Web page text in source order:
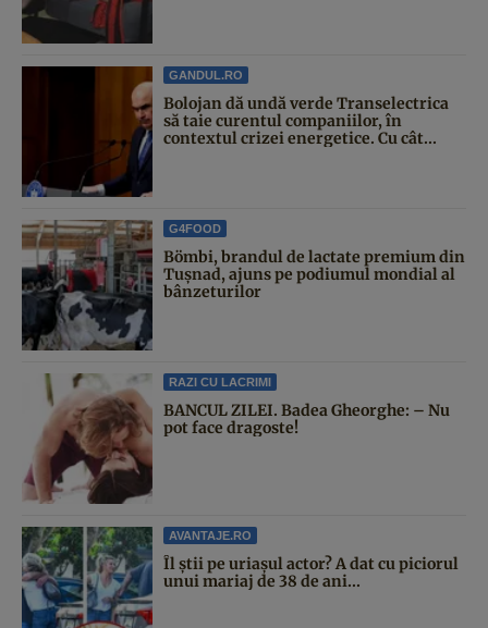
GANDUL.RO
Bolojan dă undă verde Transelectrica
să taie curentul companiilor, în
contextul crizei energetice. Cu cât...
G4FOOD
Bömbi, brandul de lactate premium din
Tușnad, ajuns pe podiumul mondial al
bânzeturilor
RAZI CU LACRIMI
BANCUL ZILEI. Badea Gheorghe: – Nu
pot face dragoste!
AVANTAJE.RO
Îl știi pe uriașul actor? A dat cu piciorul
unui mariaj de 38 de ani...